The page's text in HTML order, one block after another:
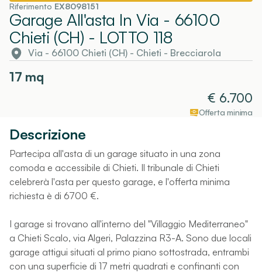
Riferimento EX8098151
Garage All'asta In Via - 66100
Chieti (CH) - LOTTO 118
Via - 66100 Chieti (CH) - Chieti - Brecciarola
17 mq
€ 6.700
Offerta minima
Descrizione
Partecipa all'asta di un garage situato in una zona
comoda e accessibile di Chieti. Il tribunale di Chieti
celebrerà l'asta per questo garage, e l'offerta minima
richiesta è di 6700 €.
I garage si trovano all'interno del "Villaggio Mediterraneo"
a Chieti Scalo, via Algeri, Palazzina R3-A. Sono due locali
garage attigui situati al primo piano sottostrada, entrambi
con una superficie di 17 metri quadrati e confinanti con